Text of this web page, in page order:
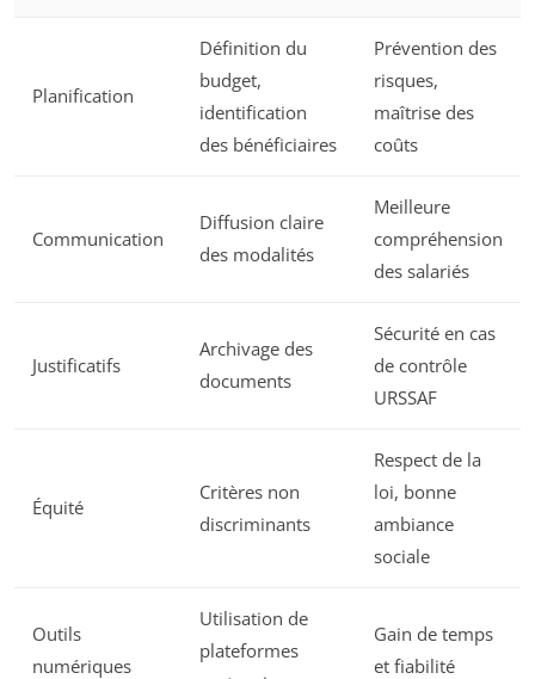
Planification
Définition du
budget,
identification
des bénéficiaires
Prévention des
risques,
maîtrise des
coûts
Communication
Diffusion claire
des modalités
Meilleure
compréhension
des salariés
Justificatifs
Archivage des
documents
Sécurité en cas
de contrôle
URSSAF
Équité
Critères non
discriminants
Respect de la
loi, bonne
ambiance
sociale
Outils
numériques
Utilisation de
plateformes
Gain de temps
et fiabilité